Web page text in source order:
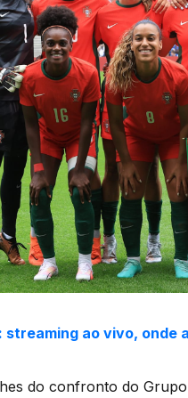
streaming ao vivo, onde
do confronto do